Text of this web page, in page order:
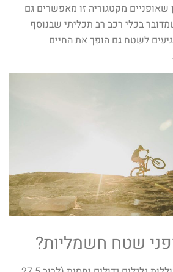
מקטגוריה זו מאפשרים גם
בכלי רכב רב תכליתי שבנוסף
לשטח גם הופך את החיים
שטח חשמליות?